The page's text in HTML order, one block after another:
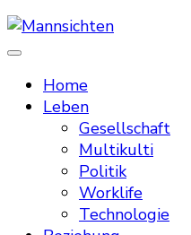
Mannsichten
Home
Leben
Gesellschaft
Multikulti
Politik
Worklife
Technologie